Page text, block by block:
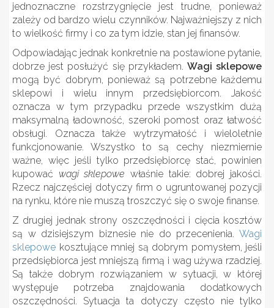
jednoznaczne rozstrzygnięcie jest trudne, ponieważ
zależy od bardzo wielu czynników. Najważniejszy z nich
to wielkość firmy i co za tym idzie, stan jej finansów.
Odpowiadając jednak konkretnie na postawione pytanie,
dobrze jest posłużyć się przykładem. Wagi sklepowe
mogą być dobrym, ponieważ są potrzebne każdemu
sklepowi i wielu innym przedsiębiorcom. Jakość
oznacza w tym przypadku przede wszystkim dużą
maksymalną ładowność, szeroki pomost oraz łatwość
obsługi. Oznacza także wytrzymałość i wieloletnie
funkcjonowanie. Wszystko to są cechy niezmiernie
ważne, więc jeśli tylko przedsiębiorcę stać, powinien
kupować wagi sklepowe właśnie takie: dobrej jakości.
Rzecz najczęściej dotyczy firm o ugruntowanej pozycji
na rynku, które nie muszą troszczyć się o swoje finanse.
Z drugiej jednak strony oszczędności i cięcia kosztów
są w dzisiejszym biznesie nie do przecenienia. Wagi
sklepowe kosztujące mniej są dobrym pomysłem, jeśli
przedsiębiorca jest mniejszą firmą i wag używa rzadziej.
Są także dobrym rozwiązaniem w sytuacji, w której
występuje potrzeba znajdowania dodatkowych
oszczędności. Sytuacja ta dotyczy często nie tylko